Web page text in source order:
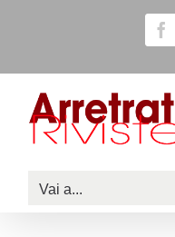
contenuto
Vai a...